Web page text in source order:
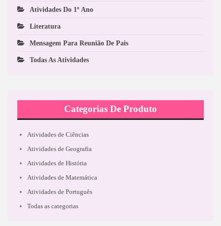
Atividades Do 1º Ano
Literatura
Mensagem Para Reunião De Pais
Todas As Atividades
Categorias De Produto
Atividades de Ciências
Atividades de Geografia
Atividades de História
Atividades de Matemática
Atividades de Português
Todas as categorias